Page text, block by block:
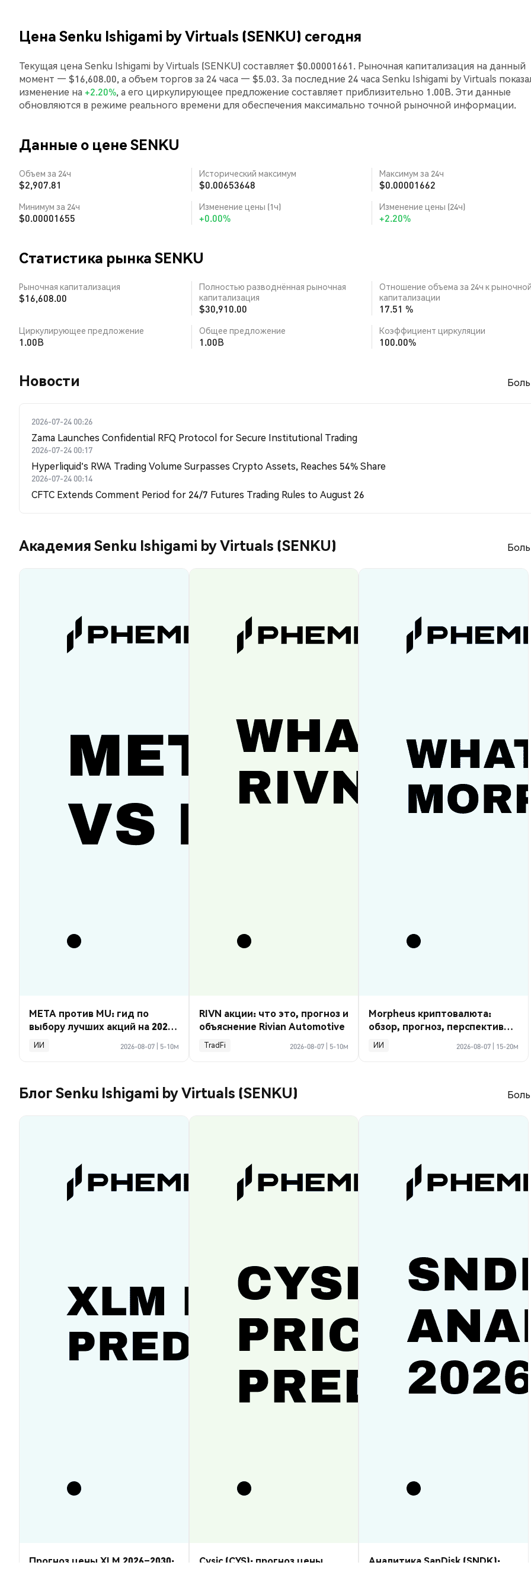
Цена Senku Ishigami by Virtuals (SENKU) сегодня
Текущая цена Senku Ishigami by Virtuals (SENKU) составляет $0.00001661. Рыночная капитализация на данный
момент — $16,608.00, а объем торгов за 24 часа — $5.03. За последние 24 часа Senku Ishigami by Virtuals
изменение на +2.20%, а его циркулирующее предложение составляет приблизительно 1.00B. Эти данные
обновляются в режиме реального времени для обеспечения максимально точной рыночной информации.
Данные о цене SENKU
Объем за 24ч
$2,907.81
Исторический максимум
$0.00653648
Максимум за 24ч
$0.00001662
Минимум за 24ч
$0.00001655
Изменение цены (1ч)
+0.00%
Изменение цены (24ч)
+2.20%
Статистика рынка SENKU
Рыночная капитализация
$16,608.00
Полностью разводнённая рыночная
капитализация
$30,910.00
Отношение объема за 24ч к
капитализации
17.51 %
Циркулирующее предложение
1.00B
Общее предложение
1.00B
Коэффициент циркуляции
100.00%
Новости
2026-07-24 00:26
Zama Launches Confidential RFQ Protocol for Secure Institutional Trading
2026-07-24 00:17
Hyperliquid's RWA Trading Volume Surpasses Crypto Assets, Reaches 54% Share
2026-07-24 00:14
CFTC Extends Comment Period for 24/7 Futures Trading Rules to August 26
Академия Senku Ishigami by Virtuals (SENKU)
META против MU: гид по
выбору лучших акций на 2026
год
ИИ 2026-08-07 5-10м
RIVN акции: что это, прогноз и
объяснение Rivian Automotive
TradFi 2026-08-07 5-10м
Morpheus криптовалюта:
обзор, прогноз, перспективы
2026
ИИ 2026-08-07 15-20м
Блог Senku Ishigami by Virtuals (SENKU)
Прогноз цены XLM 2026–2030:
Cysic (CYS): прогноз цены
Аналитика SanDisk (SNDK):